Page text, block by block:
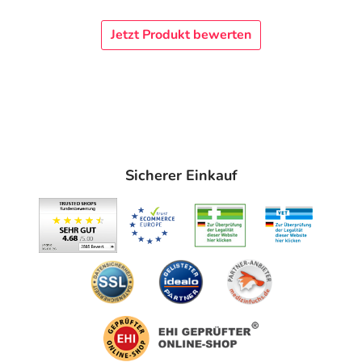
verwenden. Vor der weiteren Anwendung befallene
Nägel nach Bedarf nachfeilen, in jedem Fall aber mit
Den Nagellack mit einem der mitgelieferten
wiederverwendbaren Spatel auf die ganze Fläche
des erkrankten Nagels auftragen und 10 Minuten
trocknen lassen. Den Spatel für jeden zu
behandelnden Nagel neu eintauchen und nicht am
Flaschenhals abstreifen. Zur Wiederverwendung
den Spatel nach Gebrauch mit einem Alkoholtupfer
reinigen und das Fläschchen gut verschließen.
Die Behandlung sollte ohne Unterbrechung fortgeführt
werden, bis sich der Nagel regeneriert hat und die
Jetzt Produkt bewerten
Sicherer Einkauf